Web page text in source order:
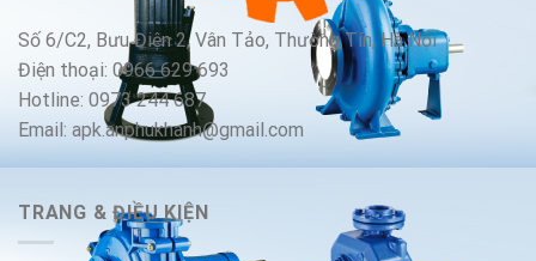
Số 6/C2, Bưu Điện 2, Vân Tảo, Thường Tín, Hà Nội
Điện thoại: 0966 629 693
Hotline: 0973 244 687
Email: apk.anphukhanh@gmail.com
TRANG & ĐIỀU KIỆN